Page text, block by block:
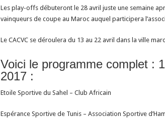
Les play-offs débuteront le 28 avril juste une semaine
vainqueurs de coupe au Maroc auquel participera
Le CACVC se déroulera du 13 au 22 avril dans la ville
Voici le programme complet :
2017 :
Etoile Sportive du Sahel – Club Africain
Espérance Sportive de Tunis – Association Sportive